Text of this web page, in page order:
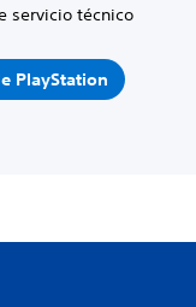
servicio técnico
PlayStation